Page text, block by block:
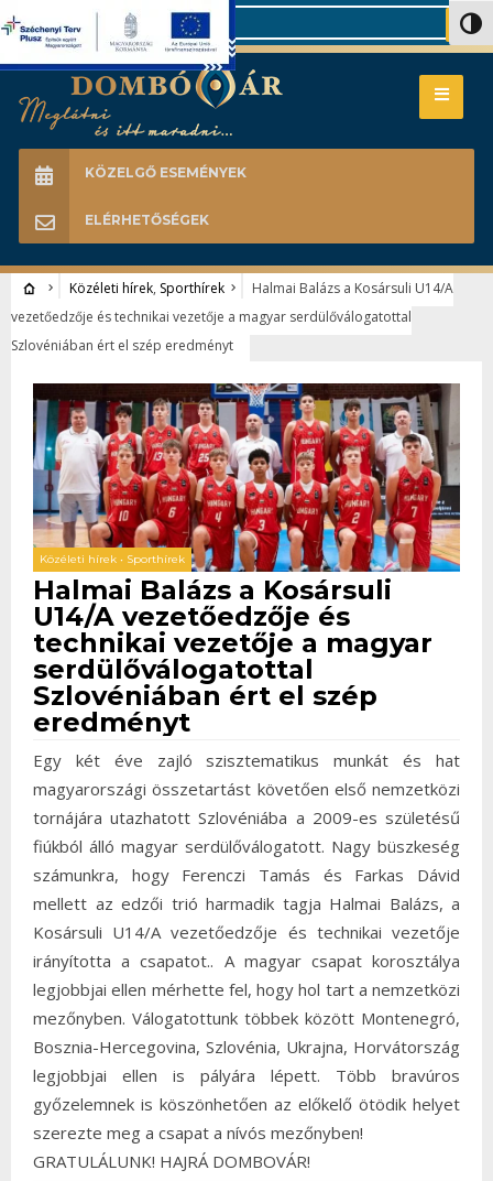
Search
KÖZELGŐ ESEMÉNYEK
ELÉRHETŐSÉGEK
Közéleti hírek, Sporthírek
Halmai Balázs a Kosársuli U14/A
vezetőedzője és technikai vezetője a magyar serdülőválogatottal
Szlovéniában ért el szép eredményt
Közéleti hírek • Sporthírek
Halmai Balázs a Kosársuli
U14/A vezetőedzője és
technikai vezetője a magyar
serdülőválogatottal
Szlovéniában ért el szép
eredményt
Egy két éve zajló szisztematikus munkát és hat
magyarországi összetartást követően első nemzetközi
tornájára utazhatott Szlovéniába a 2009-es születésű
fiúkból álló magyar serdülőválogatott. Nagy büszkeség
számunkra, hogy Ferenczi Tamás és Farkas Dávid
mellett az edzői trió harmadik tagja Halmai Balázs, a
Kosársuli U14/A vezetőedzője és technikai vezetője
irányította a csapatot.. A magyar csapat korosztálya
legjobbjai ellen mérhette fel, hogy hol tart a nemzetközi
mezőnyben. Válogatottunk többek között Montenegró,
Bosznia-Hercegovina, Szlovénia, Ukrajna, Horvátország
legjobbjai ellen is pályára lépett. Több bravúros
győzelemnek is köszönhetően az előkelő ötödik helyet
szerezte meg a csapat a nívós mezőnyben!
GRATULÁLUNK! HAJRÁ DOMBOVÁR!